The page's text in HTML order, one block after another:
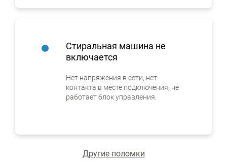
Стиральная машина не
включается
Нет напряжения в сети, нет
контакта в месте подключения, не
работает блок управления.
Другие поломки